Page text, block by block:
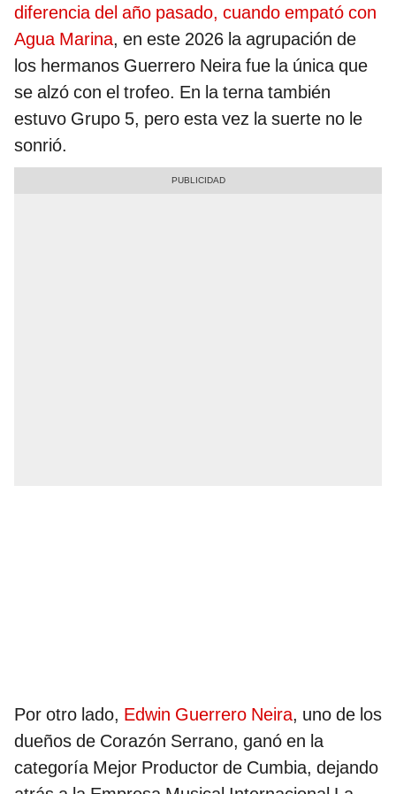
diferencia del año pasado, cuando empató con
Agua Marina, en este 2026 la agrupación de
los hermanos Guerrero Neira fue la única que
se alzó con el trofeo. En la terna también
estuvo Grupo 5, pero esta vez la suerte no le
sonrió.
Por otro lado, Edwin Guerrero Neira, uno de los
dueños de Corazón Serrano, ganó en la
categoría Mejor Productor de Cumbia, dejando